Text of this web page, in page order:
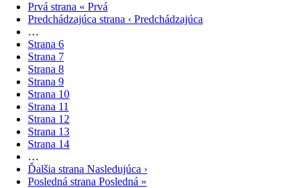
Prvá strana « Prvá
Predchádzajúca strana ‹ Predchádzajúca
…
Strana 6
Strana 7
Strana 8
Strana 9
Strana 10
Strana 11
Strana 12
Strana 13
Strana 14
…
Ďalšia strana Nasledujúca ›
Posledná strana Posledná »